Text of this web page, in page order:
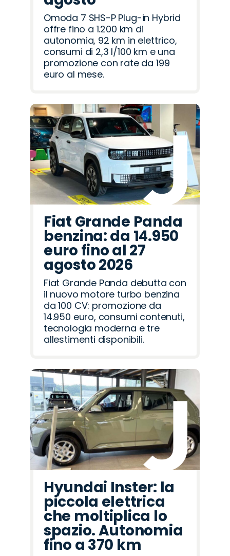
Omoda 7 SHS-P Plug-in Hybrid
offre fino a 1.200 km di
autonomia, 92 km in elettrico,
consumi di 2,3 l/100 km e una
promozione con rate da 199
euro al mese.
Fiat Grande Panda
benzina: da 14.950
euro fino al 27
agosto 2026
Fiat Grande Panda debutta con
il nuovo motore turbo benzina
da 100 CV: promozione da
14.950 euro, consumi contenuti,
tecnologia moderna e tre
allestimenti disponibili.
Hyundai Inster: la
piccola elettrica
che moltiplica lo
spazio. Autonomia
fino a 370 km